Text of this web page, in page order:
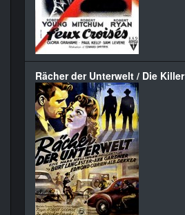
Rächer der Unterwelt / Die Killer